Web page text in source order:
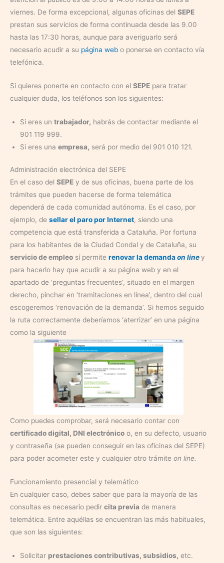
viernes. De forma excepcional, algunas oficinas del SEPE
prestan sus servicios de forma continuada desde las 9.00
hasta las 17:30 horas, aunque para averiguarlo será
necesario acudir a su página web o ponerse en contacto vía
telefónica.
Si quieres ponerte en contacto con el SEPE para tratar
cualquier duda, los teléfonos son los siguientes:
Si eres un trabajador, habrás de contactar mediante el
901 119 999.
Si eres una empresa, será por medio del 901 010 121.
Administración electrónica del SEPE
En el caso del SEPE y de sus oficinas, buena parte de los
trámites que pueden hacerse de forma telemática
dependerá de cada comunidad autónoma. Es el caso, por
ejemplo, de sellar el paro por Internet, siendo una
competencia que está transferida a Cataluña. Por fortuna
para los habitantes de la Ciudad Condal y de Cataluña, su
servicio de empleo sí permite renovar la demandaon liney
para hacerlo hay que acudir a su página web y en el
apartado de ‘preguntas frecuentes’, situado en el margen
derecho, pinchar en ‘tramitaciones en línea’, dentro del cual
escogeremos ‘renovación de la demanda’. Si hemos seguido
la ruta correctamente deberíamos ‘aterrizar’ en una página
como la siguiente
Como puedes comprobar, será necesario contar con
certificado digital, DNI electrónico o, en su defecto, usuario
y contraseña (se pueden conseguir en las oficinas del SEPE)
para poder acometer este y cualquier otro trámite on line.
Funcionamiento presencial y telemático
En cualquier caso, debes saber que para la mayoría de las
consultas es necesario pedir cita previa de manera
telemática. Entre aquéllas se encuentran las más habituales,
que son las siguientes:
Solicitar prestaciones contributivas, subsidios, etc.